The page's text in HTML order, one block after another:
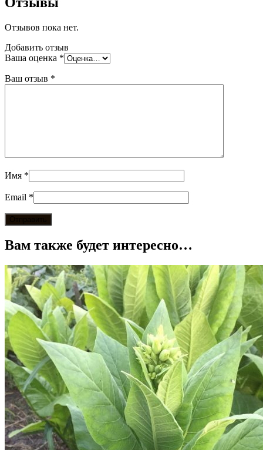
Отзывов пока нет.
Добавить отзыв
Ваша оценка *
Ваш отзыв *
Имя *
Email *
Вам также будет интересно…